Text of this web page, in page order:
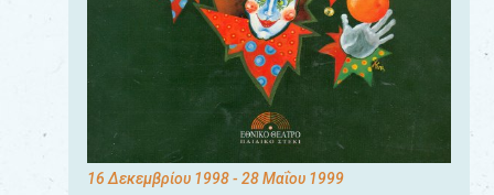
16 Δεκεμβρίου 1998- 28 Μαΐου 1999